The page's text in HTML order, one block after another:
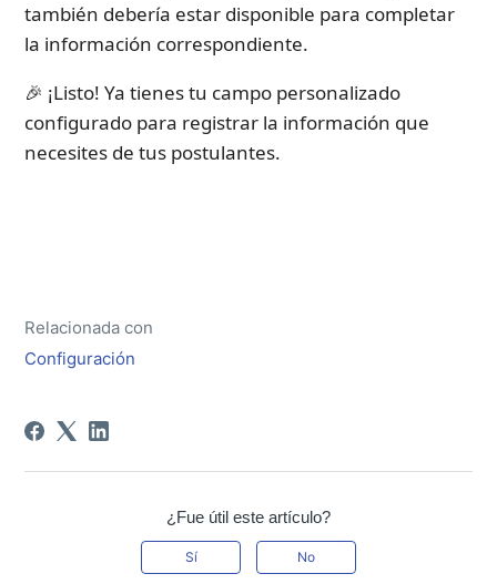
también debería estar disponible para completar
la información correspondiente.
🎉 ¡Listo! Ya tienes tu campo personalizado
configurado para registrar la información que
necesites de tus postulantes.
Relacionada con
Configuración
¿Fue útil este artículo?
Sí No